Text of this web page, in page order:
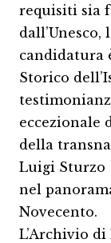
requisiti sia
dall’Unesco,
candidatura
Storico
eccezionale
della
Luigi Sturzo
nel
Novecento.
L’Archivio